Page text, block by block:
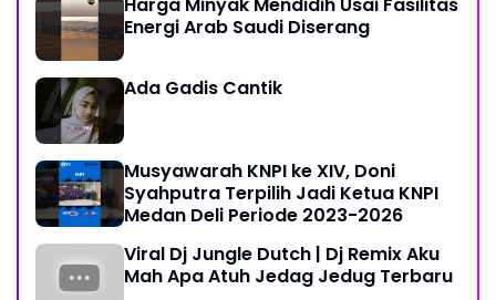
Energi Arab Saudi Diserang
Ada Gadis Cantik
Musyawarah KNPI ke XIV, Doni
Syahputra Terpilih Jadi Ketua KNPI
Medan Deli Periode 2023-2026
Viral Dj Jungle Dutch | Dj Remix Aku
Mah Apa Atuh Jedag Jedug Terbaru